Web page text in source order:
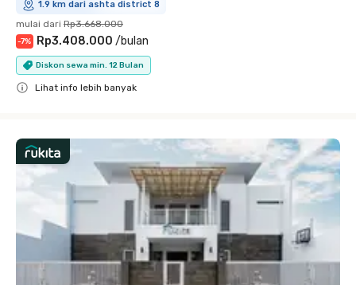
1.9 km dari ashta district 8
mulai dari Rp3.668.000
-7% Rp3.408.000 /bulan
Diskon sewa min. 12 Bulan
Lihat info lebih banyak